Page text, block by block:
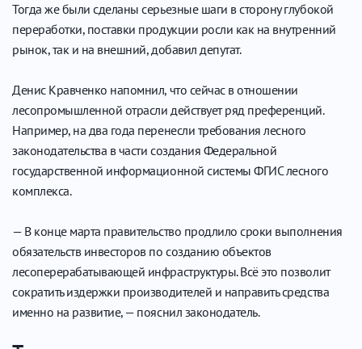
Тогда же были сделаны серьезные шаги в сторону глубокой
переработки, поставки продукции росли как на внутренний
рынок, так и на внешний, добавил депутат.
Денис Кравченко напомнил, что сейчас в отношении
лесопромышленной отрасли действует ряд преференций.
Например, на два года перенесли требования лесного
законодательства в части создания Федеральной
государственной информационной системы ФГИС лесного
комплекса.
— В конце марта правительство продлило сроки выполнения
обязательств инвесторов по созданию объектов
лесоперерабатывающей инфраструктуры. Всё это позволит
сократить издержки производителей и направить средства
именно на развитие, — пояснил законодатель.